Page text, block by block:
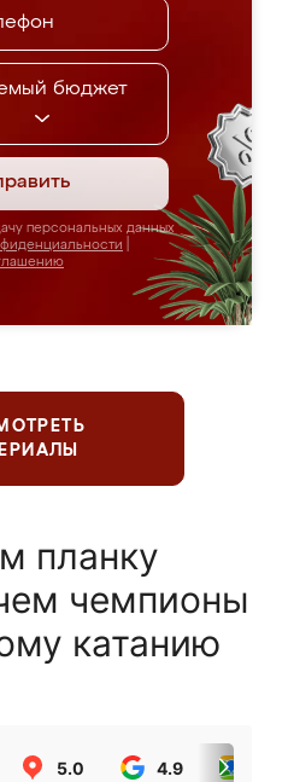
бюджет
персональных данных
планку
чемпионы
катанию
5.0 4.9